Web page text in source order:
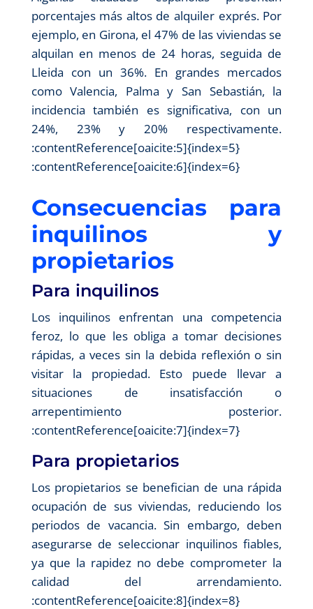
porcentajes más altos de alquiler exprés. Por
ejemplo, en Girona, el 47% de las viviendas se
alquilan en menos de 24 horas, seguida de
Lleida con un 36%. En grandes mercados
como Valencia, Palma y San Sebastián, la
incidencia también es significativa, con un
24%, 23% y 20% respectivamente.
:contentReference[oaicite:5]{index=5}​
:contentReference[oaicite:6]{index=6}
Consecuencias para
inquilinos y
propietarios
Para inquilinos
Los inquilinos enfrentan una competencia
feroz, lo que les obliga a tomar decisiones
rápidas, a veces sin la debida reflexión o sin
visitar la propiedad. Esto puede llevar a
situaciones de insatisfacción o
arrepentimiento posterior.​
:contentReference[oaicite:7]{index=7}
Para propietarios
Los propietarios se benefician de una rápida
ocupación de sus viviendas, reduciendo los
periodos de vacancia. Sin embargo, deben
asegurarse de seleccionar inquilinos fiables,
ya que la rapidez no debe comprometer la
calidad del arrendamiento.​
:contentReference[oaicite:8]{index=8}